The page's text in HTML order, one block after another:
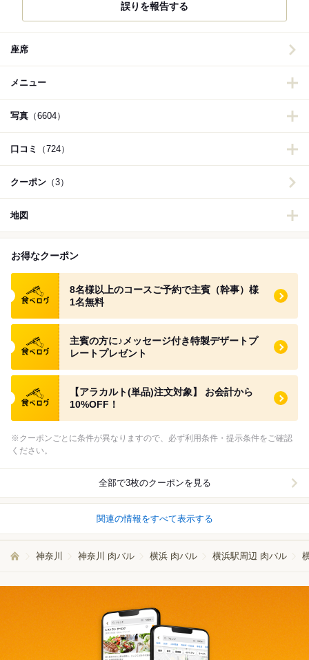
誤りを報告する
座席
メニュー
写真 （6604）
口コミ （724）
クーポン （3）
地図
お得なクーポン
食べログ クーポン
8名様以上のコースご予約で主賓（幹事）様
1名無料
食べログ クーポン
主賓の方に♪メッセージ付き特製デザートプ
レートプレゼント
食べログ クーポン
【アラカルト(単品)注文対象】 お会計から
10%OFF！
※クーポンごとに条件が異なりますので、必ず利用条件・提示条件をご確認
ください。
全部で3枚のクーポンを見る
関連の情報をすべて表示する
神奈川 神奈川 肉バル 横浜 肉バル 横浜駅周辺 肉バル